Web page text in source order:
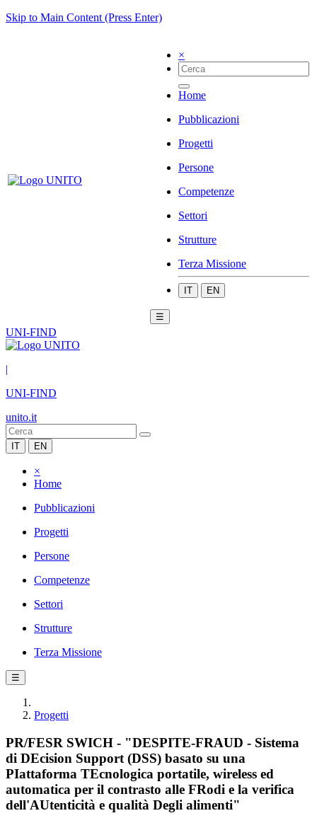
Skip to Main Content (Press Enter)
×
Home
Pubblicazioni
Progetti
Persone
Competenze
Settori
Strutture
Terza Missione
IT EN
☰
UNI-FIND
|
UNI-FIND
unito.it
IT EN
×
Home
Pubblicazioni
Progetti
Persone
Competenze
Settori
Strutture
Terza Missione
☰
Progetti
PR/FESR SWICH - "DESPITE-FRAUD - Sistema
di DEcision Support (DSS) basato su una
PIattaforma TEcnologica portatile, wireless ed
automatica per il contrasto alle FRodi e la verifica
dell'AUtenticità e qualità Degli alimenti"